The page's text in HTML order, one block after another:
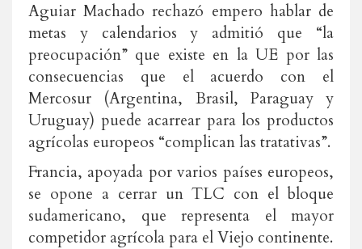
Aguiar Machado rechazó empero hablar de
metas y calendarios y admitió que “la
preocupación” que existe en la UE por las
consecuencias que el acuerdo con el
Mercosur (Argentina, Brasil, Paraguay y
Uruguay) puede acarrear para los productos
agrícolas europeos “complican las tratativas”.
Francia, apoyada por varios países europeos,
se opone a cerrar un TLC con el bloque
sudamericano, que representa el mayor
competidor agrícola para el Viejo continente.